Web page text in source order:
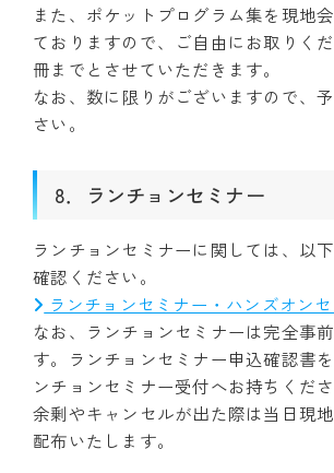
また、ポケットプログラム集を現地
ておりますので、ご自由にお取りく
冊までとさせていただきます。
なお、数に限りがございますので、
さい。
8．ランチョンセミナー
ランチョンセミナーに関しては、以
確認ください。
ランチョンセミナー・ハンズオン
なお、ランチョンセミナーは完全事
す。ランチョンセミナー申込確認書
ンチョンセミナー受付へお持ちくださ
余剰やキャンセルが出た際は当日現
配布いたします。